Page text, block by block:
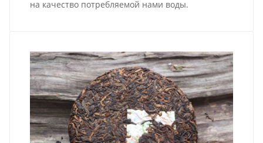
на качество потребляемой нами воды.